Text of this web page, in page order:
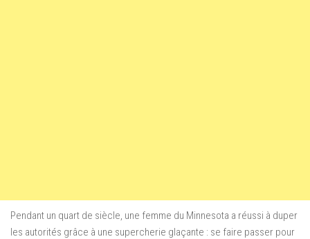
Pendant un quart de siècle, une femme du Minnesota a réussi à duper
les autorités grâce à une supercherie glaçante : se faire passer pour